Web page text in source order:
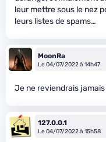
leur mettre sous le nez
leurs listes de spams…
MoonRa
Le 04/07/2022 à 14h47
Je ne reviendrais
127.0.0.1
Le 04/07/2022 à 15h58